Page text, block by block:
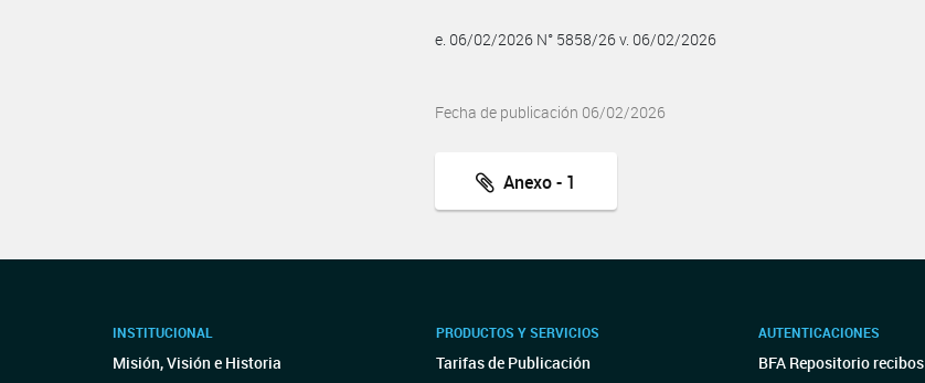
e. 06/02/2026 N° 5858/26 v. 06/02/2026
Fecha de publicación 06/02/2026
Anexo - 1
INSTITUCIONAL
Misión, Visión e Historia
PRODUCTOS Y SERVICIOS
Tarifas de Publicación
AUTENTICACIONES
BFA Repositorio recibos